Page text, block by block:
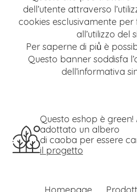
dell’utente attraverso
cookies esclusivamente
all’utilizzo del
Per saperne di più̀ è
Questo banner soddisfa
dell’informativa
Questo eshop è
adottato un albero
di caoba per essere
il progetto